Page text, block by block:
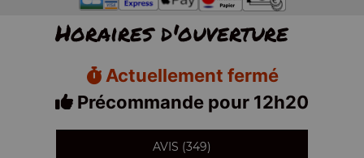
Horaires d'ouverture
Actuellement fermé
Précommande pour 12h20
AVIS (349)